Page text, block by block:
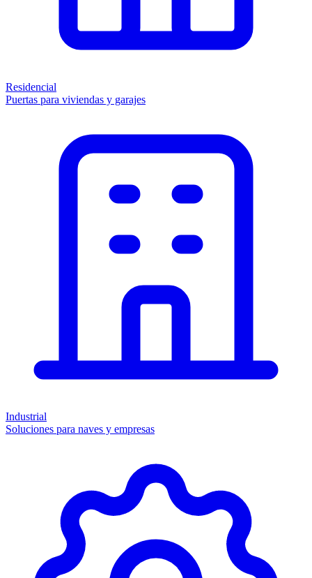
Residencial
Puertas para viviendas y garajes
Industrial
Soluciones para naves y empresas